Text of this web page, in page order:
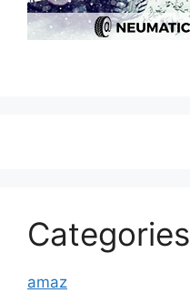
Categories
amaz